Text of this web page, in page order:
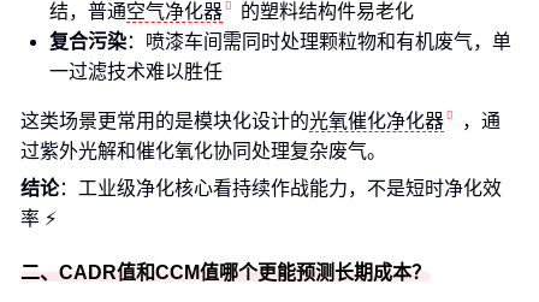
结，普通空气净化器
的塑料结构件易老化
复合污染：喷漆车间需同时处理颗粒物和有机废气，单
一过滤技术难以胜任
这类场景更常用的是模块化设计的光氧催化净化器
，通
过紫外光解和催化氧化协同处理复杂废气。
结论：工业级净化核心看持续作战能力，不是短时净化效
率 ⚡
二、CADR值和CCM值哪个更能预测长期成本？